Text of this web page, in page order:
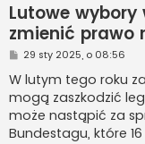
Lutowe
zmienić prawo
P
s
29 sty 2025, o 08:56
W lutym tego roku
mogą zaszkodzić
może nastąpić za
Bundestagu, które